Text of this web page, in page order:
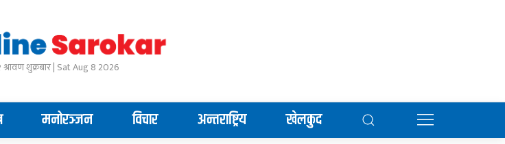
शुक्रबार | Sat Aug 8 2026
मनोरञ्जन विचार अन्तराष्ट्रिय खेलकुद